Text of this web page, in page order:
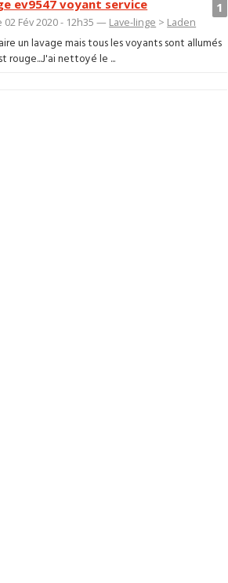
1
ev9547 voyant service
02 Fév 2020 - 12h35 — Lave-linge > Laden
un lavage mais tous les voyants sont allumés
rouge...J'ai nettoyé le ...